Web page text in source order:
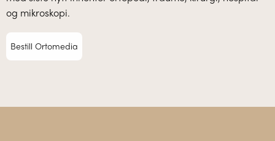
og mikroskopi.
Bestill Ortomedia